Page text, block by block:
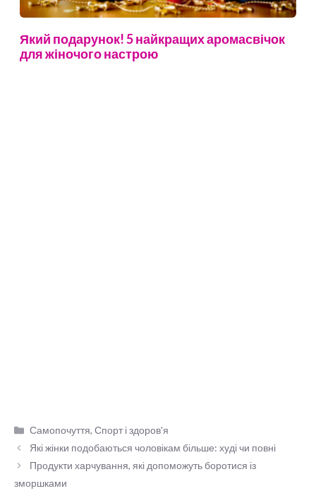
Який подарунок! 5 найкращих аромасвічок
для жіночого настрою
Категорії
Самопочуття,Спорт і здоров'я
Які жінки подобаються чоловікам більше: худі чи повні
Продукти харчування, які допоможуть боротися із
зморшками